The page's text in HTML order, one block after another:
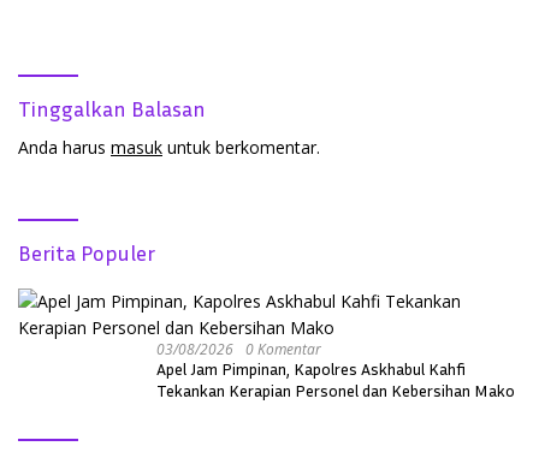
Tinggalkan Balasan
Anda harus masuk untuk berkomentar.
Berita Populer
03/08/2026 0 Komentar
Apel Jam Pimpinan, Kapolres Askhabul Kahfi
Tekankan Kerapian Personel dan Kebersihan Mako